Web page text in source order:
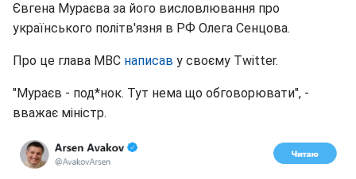
Євгена Мураєва за його висловлювання про
українського політв'язня в РФ Олега Сенцова.
Про це глава МВС написав у своєму Twitter.
"Мураєв - под*нок. Тут нема що обговорювати", -
вважає міністр.